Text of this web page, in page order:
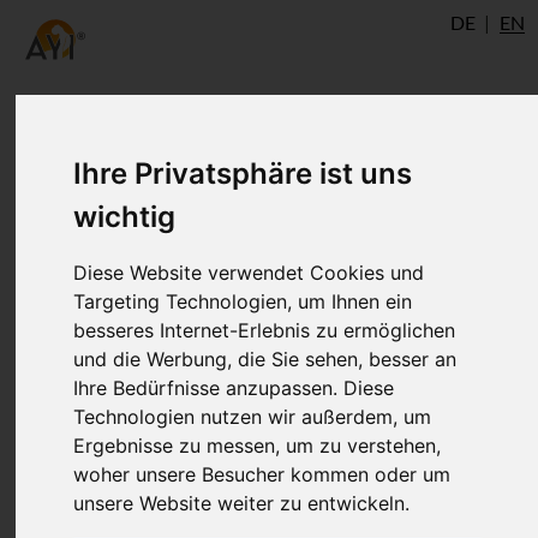
Ihre Privatsphäre ist uns
wichtig
Diese Website verwendet Cookies und
Targeting Technologien, um Ihnen ein
besseres Internet-Erlebnis zu ermöglichen
und die Werbung, die Sie sehen, besser an
Ihre Bedürfnisse anzupassen. Diese
Technologien nutzen wir außerdem, um
Ergebnisse zu messen, um zu verstehen,
woher unsere Besucher kommen oder um
unsere Website weiter zu entwickeln.
DE EN
Hatha yoga Pradipika -
Chapter 2: Pranayama, Sat-
Kriya and Kumbhaka
The second chapter of Svatmarama’s
Hatha yoga Pradipika, „Dvitiyo Padeshah“,
tells us about Pranayama, Kumbhaka and
Sat-Kriya as well as Sat-Karma.